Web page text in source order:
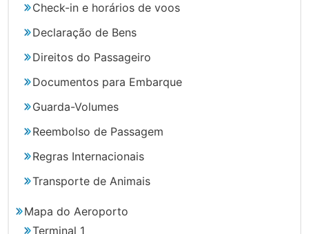
Check-in e horários de voos
Declaração de Bens
Direitos do Passageiro
Documentos para Embarque
Guarda-Volumes
Reembolso de Passagem
Regras Internacionais
Transporte de Animais
Mapa do Aeroporto
Terminal 1